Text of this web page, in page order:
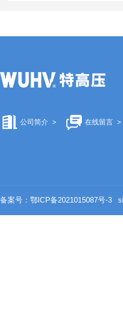
公司简介 > 在线留言>
备案号：鄂ICP备2021015087号-3